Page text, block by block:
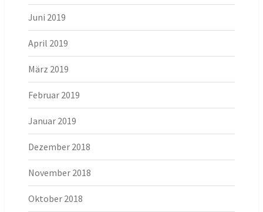
Juni 2019
April 2019
März 2019
Februar 2019
Januar 2019
Dezember 2018
November 2018
Oktober 2018